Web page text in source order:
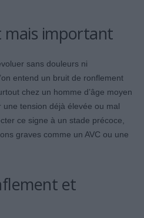
mais important
sans douleurs ni
entend un bruit de ronflement
chez un homme d’âge moyen
tension déjà élevée ou mal
ce signe à un stade précoce,
graves comme un AVC ou une
et